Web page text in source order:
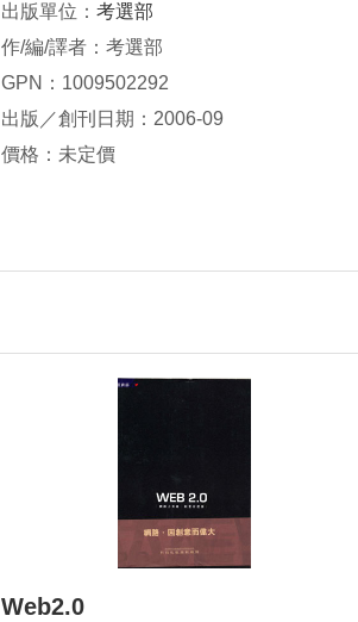
出版單位： 考選部
作/編/譯者：考選部
GPN：1009502292
出版／創刊日期：2006-09
價格：未定價
Web2.0